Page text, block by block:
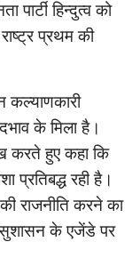
पार्टीहिन्दुत्वको
राष्ट्रप्रथमकी
कल्याणकारी
केमिलाहै।
करतेहुएकहाकि
प्रतिबद्धरहीहै।
कीराजनीतिकरनेका
केएजेंडेपर